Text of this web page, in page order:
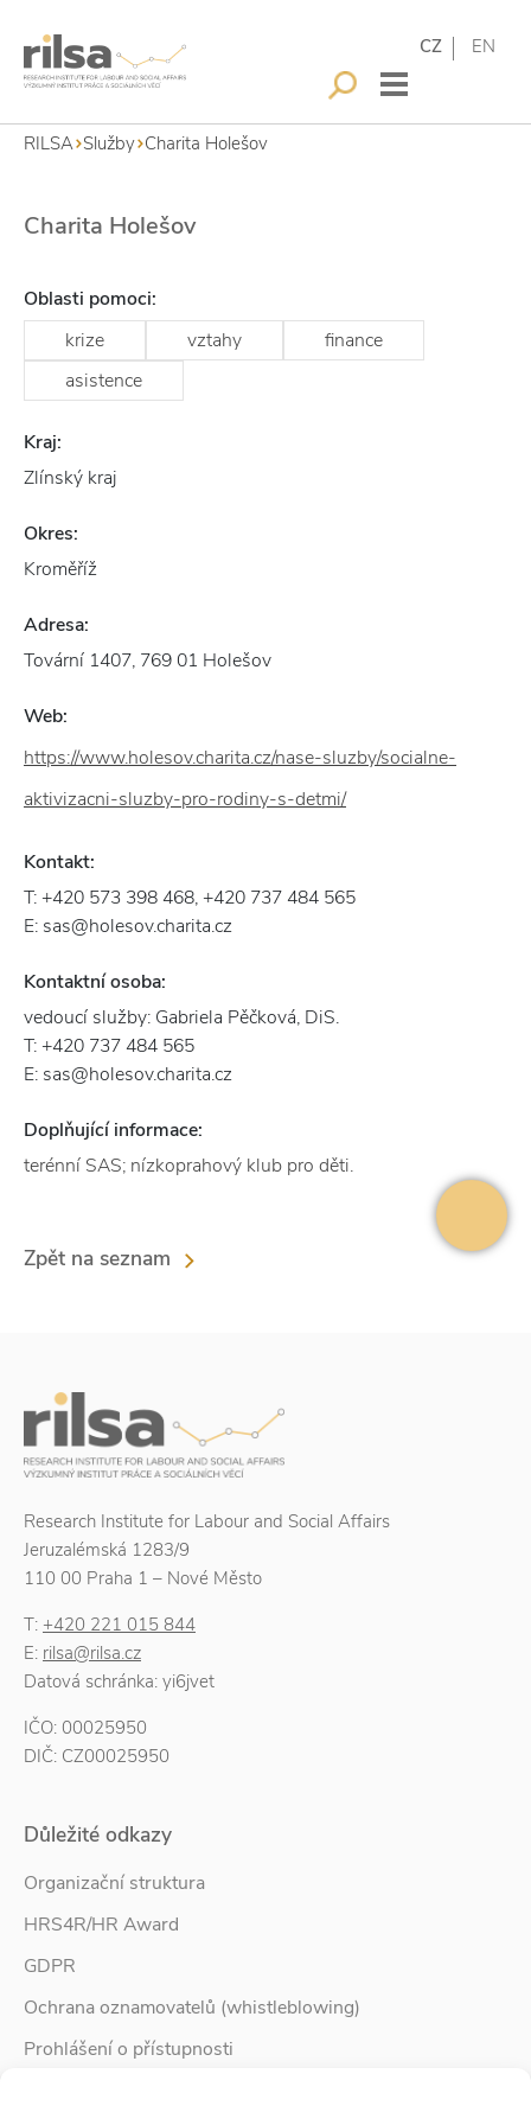
CZ EN
RILSA Služby Charita Holešov
Charita Holešov
Oblasti pomoci:
krize
vztahy
finance
asistence
Kraj:
Zlínský kraj
Okres:
Kroměříž
Adresa:
Tovární 1407, 769 01 Holešov
Web:
https://www.holesov.charita.cz/nase-sluzby/socialne-
aktivizacni-sluzby-pro-rodiny-s-detmi/
Kontakt:
T: +420 573 398 468, +420 737 484 565
E: sas@holesov.charita.cz
Kontaktní osoba:
vedoucí služby: Gabriela Pěčková, DiS.
T: +420 737 484 565
E: sas@holesov.charita.cz
Doplňující informace:
terénní SAS; nízkoprahový klub pro děti.
Zpět na seznam
Research Institute for Labour and Social Affairs
Jeruzalémská 1283/9
110 00 Praha 1 – Nové Město
T: +420 221 015 844
E: rilsa@rilsa.cz
Datová schránka: yi6jvet
IČO: 00025950
DIČ: CZ00025950
Důležité odkazy
Organizační struktura
HRS4R/HR Award
GDPR
Ochrana oznamovatelů (whistleblowing)
Prohlášení o přístupnosti